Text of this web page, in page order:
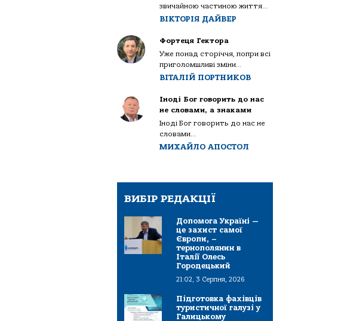
звичайною частиною життя...
ВІКТОРІЯ ДАЙВЕР
Фортеця Гектора
Уже понад сторіччя, попри всі
приголомшливі зміни...
ВІТАЛІЙ ПОРТНИКОВ
Іноді Бог говорить до нас
не словами, а знаками
Іноді Бог говорить до нас не
словами...
МИХАЙЛО АПОСТОЛ
ВИБІР РЕДАКЦІЇ
Допомога Україні —
це захист самої
Європи, –
тернополянин в
Італії Олесь
Городецький
21:02, 3 Серпня, 2026
Підготовка фахівців
туристичної галузі у
Галицькому